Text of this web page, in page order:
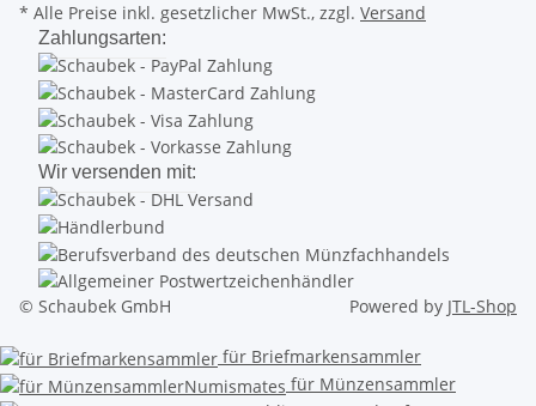
* Alle Preise inkl. gesetzlicher MwSt., zzgl. Versand
Zahlungsarten:
Wir versenden mit:
© Schaubek GmbH Powered by JTL-Shop
für Briefmarkensammler
für Münzensammler